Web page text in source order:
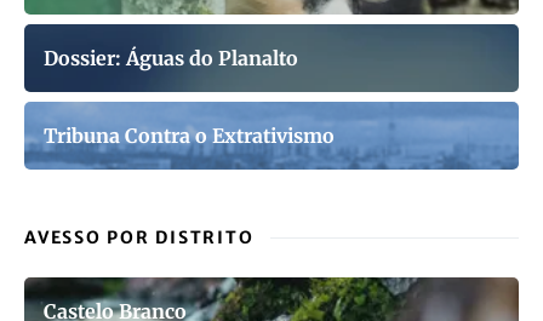
Dossier: Águas do Planalto
Tribuna Contra o Extrativismo
AVESSO POR DISTRITO
Castelo Branco